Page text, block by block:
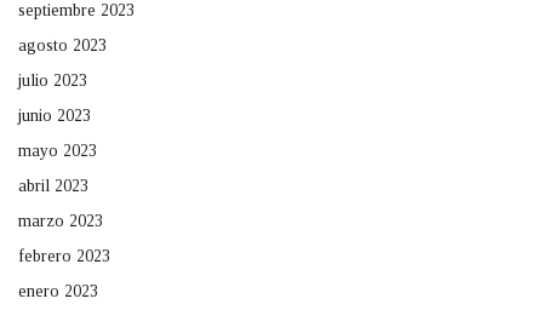
septiembre 2023
agosto 2023
julio 2023
junio 2023
mayo 2023
abril 2023
marzo 2023
febrero 2023
enero 2023